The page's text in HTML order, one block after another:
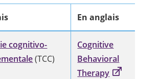
En anglais
cognitivo-
(TCC)
Cognitive
Behavioral
Therapy